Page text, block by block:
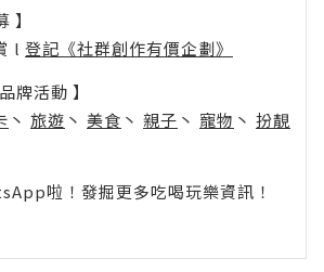
】
l 登記《社群創作有價企劃》
牌活動 】
丶 旅遊 丶 美食 丶 親子 丶 寵物 丶 扮靚
啦！發掘更多吃喝玩樂資訊！